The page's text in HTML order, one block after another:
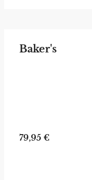
Baker's
79,95 €